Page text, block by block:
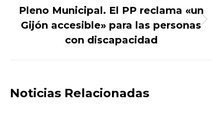
Publicación
siguiente:
Pleno Municipal. El PP reclama «un
Gijón accesible» para las personas
con discapacidad
Noticias Relacionadas